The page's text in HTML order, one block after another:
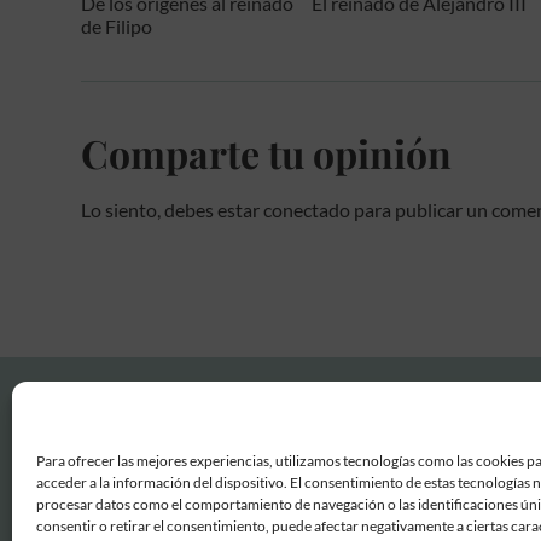
Para ofrecer las mejores experiencias, utilizamos tecnologías como las cookies
acceder a la información del dispositivo. El consentimiento de estas tecnologías
procesar datos como el comportamiento de navegación o las identificaciones
consentir o retirar el consentimiento, puede afectar negativamente a ciertas
de Filipo
Comparte tu opinión
Lo siento, debes estar conectado para publicar un